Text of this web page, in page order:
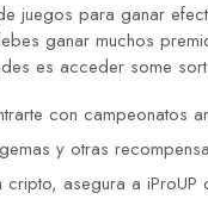
juegos para ganar
ganar muchos
es acceder some
con campeonatos
y otras
asegura a